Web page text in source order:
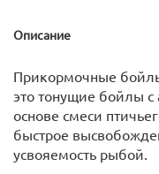
Описание
Прикормочные
это тонущие бойлы
основе смеси
быстрое
усвояемость рыбой.